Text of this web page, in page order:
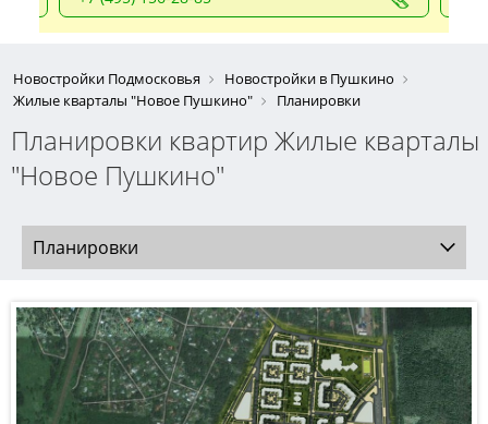
Новостройки Подмосковья
Новостройки в Пушкино
Жилые кварталы "Новое Пушкино"
Планировки
Планировки квартир Жилые кварталы
"Новое Пушкино"
Планировки